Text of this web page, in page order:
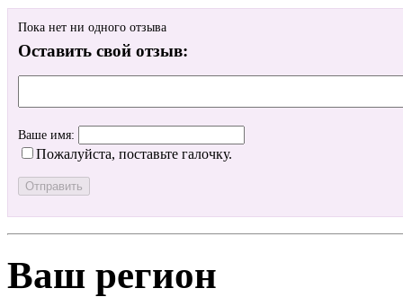
Пока нет ни одного отзыва
Оставить свой отзыв:
Ваше имя:
Пожалуйста, поставьте галочку.
Ваш регион